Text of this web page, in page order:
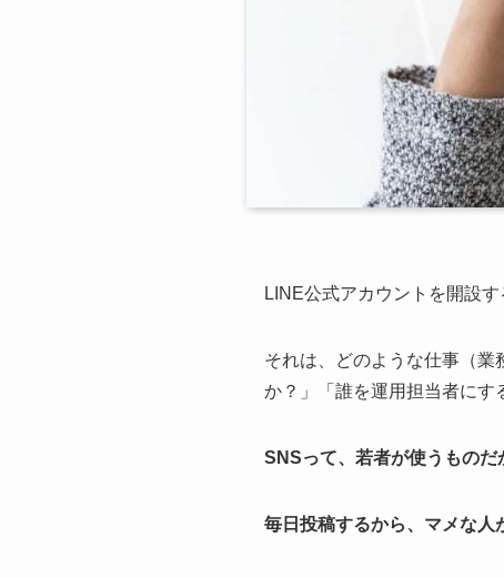
LINE公式アカウントを開設
それは、どのような仕事（
か？」「誰を運用担当者にす
SNSって、若者が使うもの
毎日投稿するから、マメな